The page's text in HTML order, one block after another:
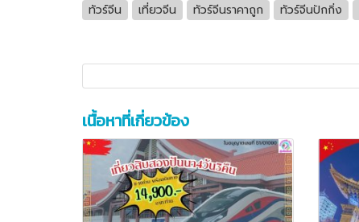
ทัวร์จีน เที่ยวจีน ทัวร์จีนราคาถูก ทัวร์จีนปักกิ่ง
เนื้อหาที่เกี่ยวข้อง